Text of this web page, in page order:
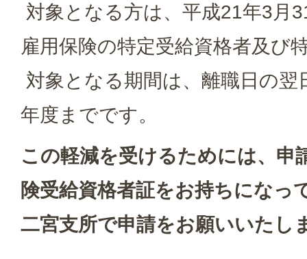
対象となる方は、平成21年3月
雇用保険の特定受給資格者及び
対象となる期間は、離職日の翌
年度までです。
この軽減を受けるためには、申
険受給資格者証をお持ちになっ
二宮支所で申請をお願いいたし